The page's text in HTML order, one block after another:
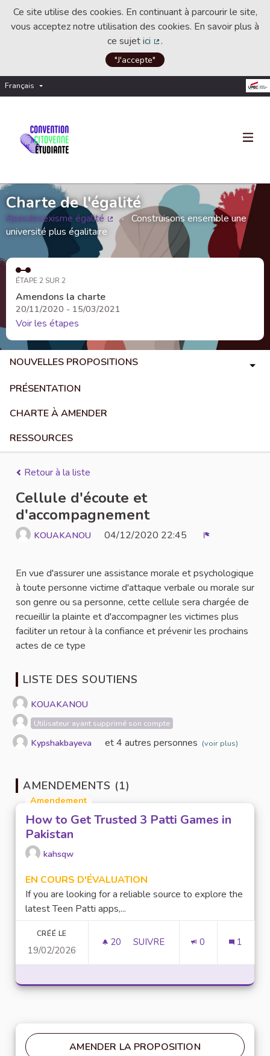
Ce site utilise des cookies. En continuant à parcourir le site,
vous acceptez notre utilisation des cookies. En savoir plus à
ce sujetici
(Lien externe)
.
"J'accepte"
Français Choisir la langue
Charte de l'égalité
#pasdesexisme égalité
(Lien externe)
Construisons ensemble une
université plus égalitaire
ÉTAPE 2 SUR 2
Amendons la charte
20/11/2020 - 15/03/2021
Voir les étapes
NOUVELLES PROPOSITIONS
PRÉSENTATION
CHARTE À AMENDER
RESSOURCES
Retour à la liste
Cellule d'écoute et
d'accompagnement
KOUAKANOU 04/12/2020 22:45
En vue d'assurer une assistance morale et psychologique
à toute personne victime d'attaque verbale ou morale sur
son genre ou sa personne, cette cellule sera chargée de
recueillir la plainte et d'accompagner les victimes plus
faciliter un retour à la confiance et prévenir les prochains
actes de ce type
LISTE DES SOUTIENS
KOUAKANOU
Utilisateur ayant supprimé son compte
Kypshakbayeva et 4 autres personnes (voir plus)
AMENDEMENTS (1)
Amendement
How to Get Trusted 3 Patti Games in
Pakistan
kahsqw
EN COURS D'ÉVALUATION
If you are looking for a reliable source to explore the
latest Teen Patti apps,...
CRÉÉ LE
19/02/2026
20 20 ABONNÉS
SUIVRE 0 1
AMENDER LA PROPOSITION